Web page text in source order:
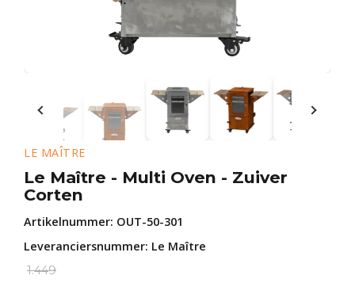
LE MAÎTRE
Le Maître - Multi Oven - Zuiver
Corten
Artikelnummer: OUT-50-301
Leveranciersnummer: Le Maître
1.449